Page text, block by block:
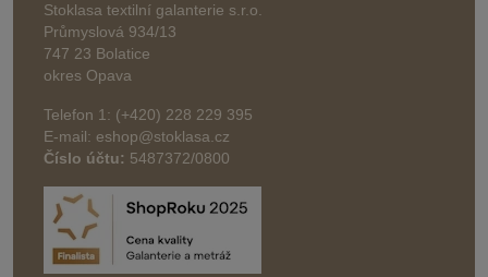
Stoklasa textilní galanterie s.r.o.
Průmyslová 934/13
747 23 Bolatice
okres Opava
Telefon 1: (+420) 228 229 395
E-mail: eshop@stoklasa.cz
Číslo účtu: 5487372/0800